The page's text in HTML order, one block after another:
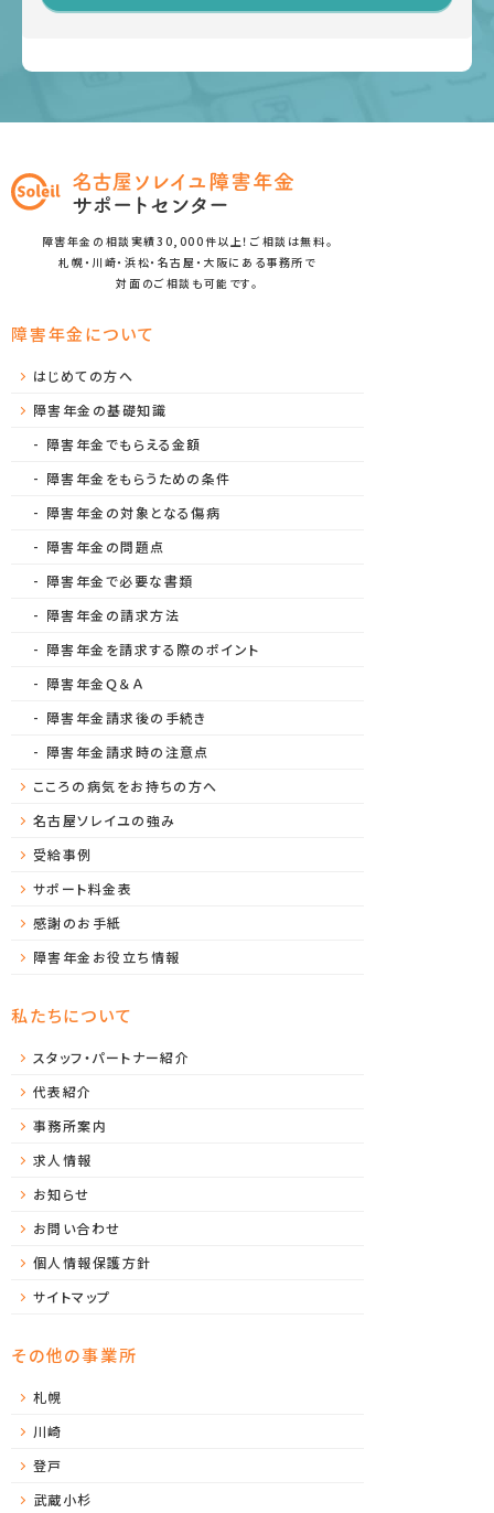
障害年金の相談実績30,000件以上！ご相談は無料。
札幌・川崎・浜松・名古屋・大阪にある事務所で
対面のご相談も可能です。
障害年金について
はじめての方へ
障害年金の基礎知識
障害年金でもらえる金額
障害年金をもらうための条件
障害年金の対象となる傷病
障害年金の問題点
障害年金で必要な書類
障害年金の請求方法
障害年金を請求する際のポイント
障害年金Ｑ＆Ａ
障害年金請求後の手続き
障害年金請求時の注意点
こころの病気をお持ちの方へ
名古屋ソレイユの強み
受給事例
サポート料金表
感謝のお手紙
障害年金お役立ち情報
私たちについて
スタッフ・パートナー紹介
代表紹介
事務所案内
求人情報
お知らせ
お問い合わせ
個人情報保護方針
サイトマップ
その他の事業所
札幌
川崎
登戸
武蔵小杉